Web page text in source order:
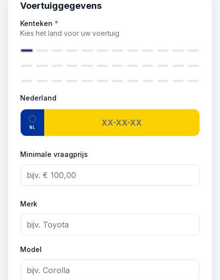
Voertuiggegevens
Kenteken *
Kies het land voor uw voertuig
Nederland
NL
Minimale vraagprijs
Merk
Model